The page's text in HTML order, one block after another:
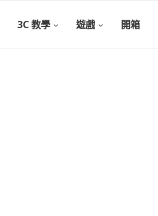
3C 教學 遊戲 開箱